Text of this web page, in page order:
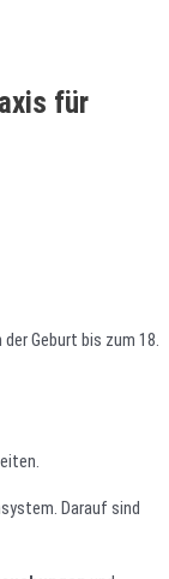
für
Geburt bis zum 18.
Darauf sind